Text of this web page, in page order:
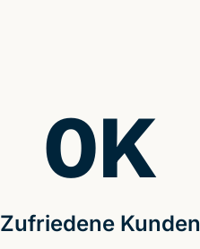
Zufriedene Kunden
0K